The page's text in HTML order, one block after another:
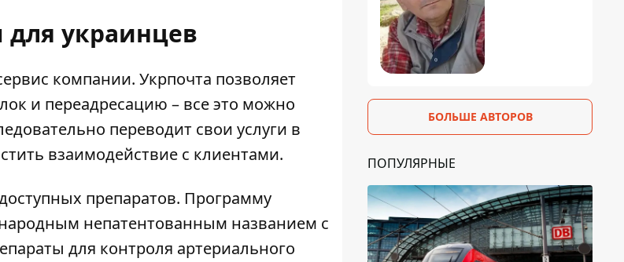
украинцев
компании. Укрпочта позволяет
и переадресацию – все это можно
переводит свои услуги в
взаимодействие с клиентами.
препаратов. Программу
непатентованным названием с
для контроля артериального
БОЛЬШЕ АВТОРОВ
ПОПУЛЯРНЫЕ